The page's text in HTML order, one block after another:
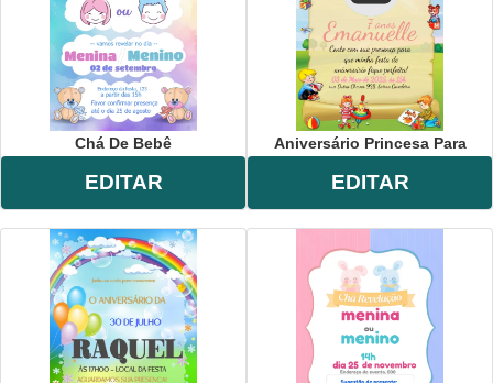
Chá De Bebê
EDITAR
Aniversário Princesa Para
EDITAR